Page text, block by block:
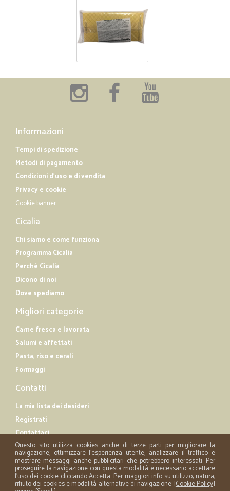
Informazioni
Tempi di spedizione
Metodi di pagamento
Condizioni d'uso e di vendita
Privacy e cookie
Cookie banner
Cicalia
Chi siamo e come funziona
Programma Cicalia
Perché Cicalia
Dicono di noi
Dove spediamo
Migliori categorie
Carne fresca e lavorata
Salumi e affettati
Pasta, riso e cerali
Formaggi
Contatti
La mia lista dei desideri
Registrati
Contattaci
Questo sito utilizza cookies anche di terze parti per migliorare la
navigazione, ottimizzare l'esperienza utente, analizzare il traffico e
mostrare messaggi anche pubblicitari che potrebbero interessati. Per
proseguire la navigazione con questa modalità è necessario accettare
l'uso dei cookie cliccando Accetta. Per maggiori info su utilizzo, natura,
rifiuto dei cookies e modalità alternative di navigazione: [Cookie Policy]